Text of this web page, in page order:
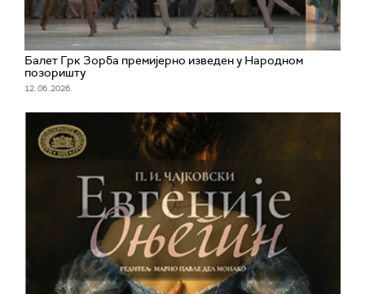
Балет Грк Зорба премијерно изведен у Народном
позоришту
12. 06. 2026.